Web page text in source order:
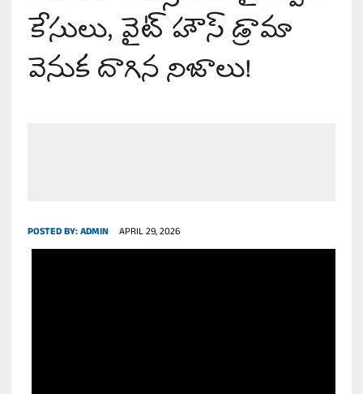
కేసులు, వైట్ హౌస్ డ్రామా
వెనుక దాగిన నిజాలు!
POSTED BY:ADMIN APRIL 29, 2026